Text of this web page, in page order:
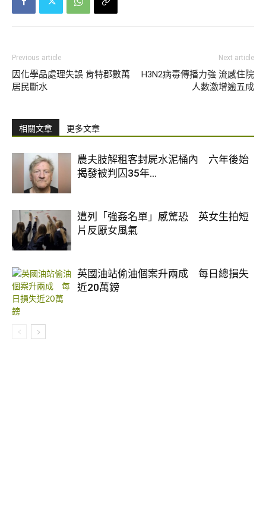
Previous article
因化學品處理失誤 肯特郡數萬
居民斷水
Next article
H3N2病毒傳播力強 流感住院
人數激增逾五成
相關文章 更多文章
農夫肢解租客封屍水泥桶內 六年後始
揭發被判囚35年...
遭列「強姦名單」感驚恐 英女生拍短
片反厭女風氣
英國油站偷油個案升兩成 每日總損失
近20萬鎊